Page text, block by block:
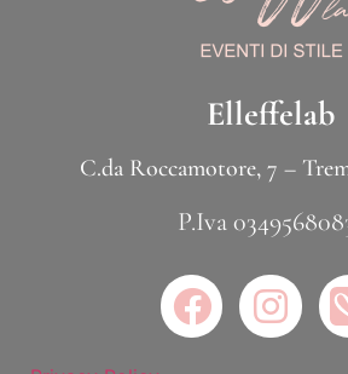
Elleffelab
C.da Roccamotore, 7 –
P.Iva